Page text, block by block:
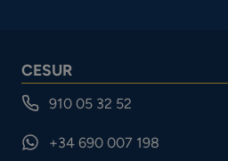
CESUR
910 05 32 52
+34 690 007 198